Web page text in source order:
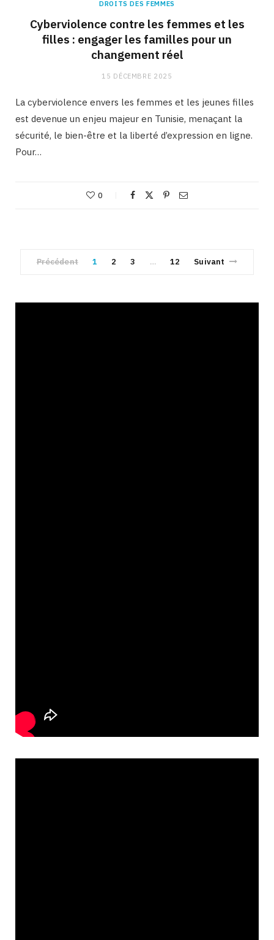
DROITS DES FEMMES
Cyberviolence contre les femmes et les
filles : engager les familles pour un
changement réel
15 DÉCEMBRE 2025
La cyberviolence envers les femmes et les jeunes filles
est devenue un enjeu majeur en Tunisie, menaçant la
sécurité, le bien-être et la liberté d’expression en ligne.
Pour…
0
Précédent 1 2 3 … 12 Suivant